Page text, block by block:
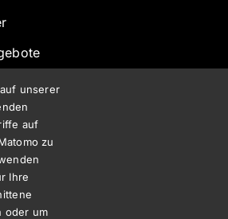
unserer
auf
zu
Ihre
oder um